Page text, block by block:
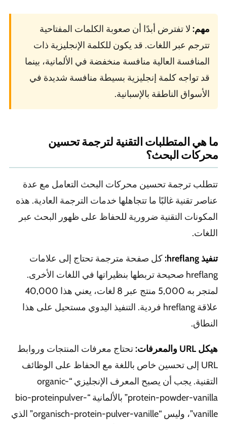
مهم: لا تفترض أبدًا أن صعوبة الكلمات المفتاحية
تترجم عبر اللغات. قد يكون للكلمة الإنجليزية ذات
المنافسة العالية منافسة منخفضة في الألمانية، بينما
قد تواجه كلمة إنجليزية بسيطة منافسة شديدة في
الأسواق الناطقة بالإسبانية.
ما هي المتطلبات التقنية لترجمة تحسين
محركات البحث؟
تتطلب ترجمة تحسين محركات البحث التعامل مع عدة
عناصر تقنية غالبًا ما تتجاهلها خدمات الترجمة العادية. هذه
المكونات التقنية ضرورية للحفاظ على ظهور البحث عبر
اللغات.
تنفيذ hreflang:
كل صفحة مترجمة تحتاج إلى علامات
hreflang صحيحة تربطها بنظيراتها في اللغات الأخرى.
لمتجر به 5,000 منتج عبر 8 لغات، يعني هذا 40,000
علاقة hreflang فردية. التنفيذ اليدوي مستحيل على هذا
النطاق.
هيكل URL والمعرفات:
تحتاج معرفات المنتجات وروابط
URL إلى تحسين خاص باللغة مع الحفاظ على الوظائف
التقنية. يجب أن يصبح المعرف الإنجليزي “organic-
protein-powder-vanilla” بالألمانية “bio-proteinpulver-
vanille”، وليس “organisch-protein-pulver-vanille” الذي